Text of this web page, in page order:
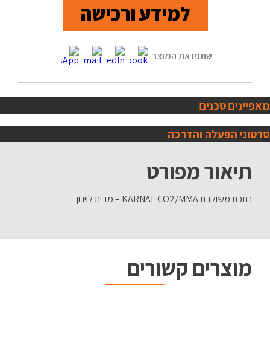
למידע ורכישה
מאפיינים טכנים
סרטוני הפעלה והדרכה
תיאור מפורט
רתכת משולבת KARNAF CO2/MMA – מבית לוירון
מוצרים קשורים